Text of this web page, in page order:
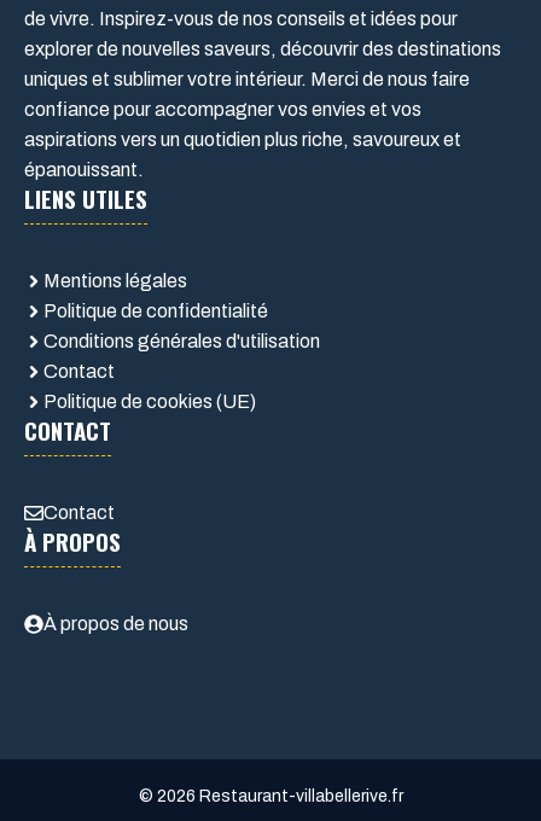
de vivre. Inspirez-vous de nos conseils et idées pour
explorer de nouvelles saveurs, découvrir des destinations
uniques et sublimer votre intérieur. Merci de nous faire
confiance pour accompagner vos envies et vos
aspirations vers un quotidien plus riche, savoureux et
épanouissant.
LIENS UTILES
Mentions légales
Politique de confidentialité
Conditions générales d'utilisation
Contact
Politique de cookies (UE)
CONTACT
Contact
À PROPOS
À propos de nous
© 2026 Restaurant-villabellerive.fr